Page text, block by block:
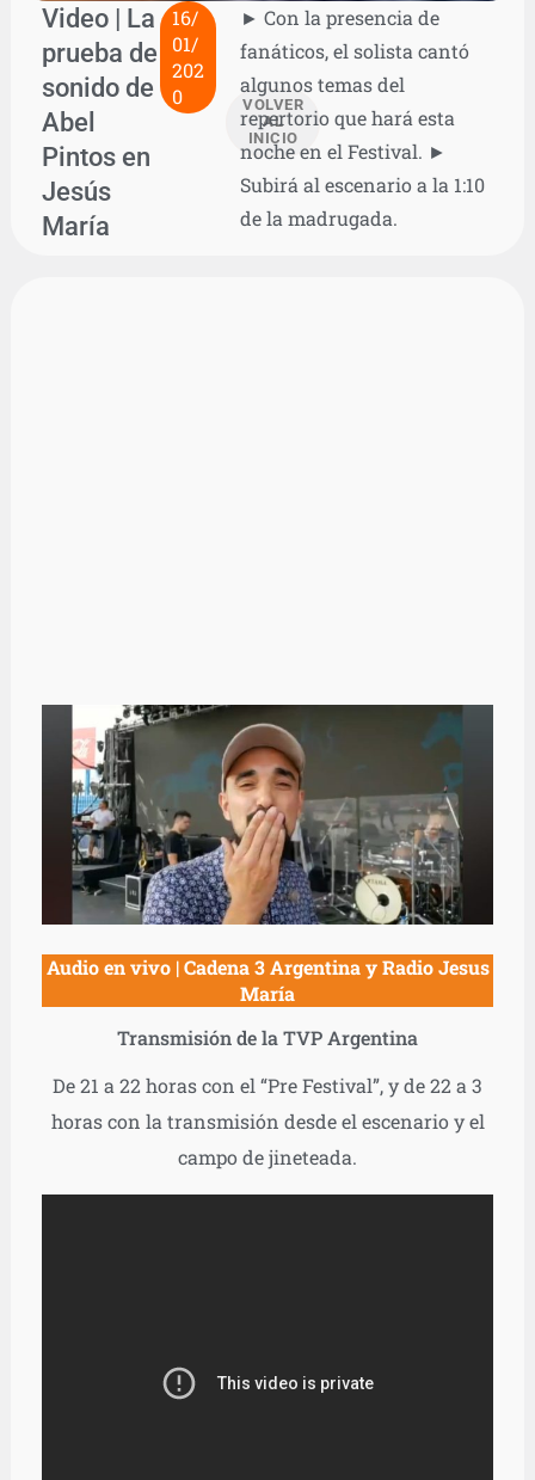
Video | La
prueba de
sonido de
Abel
Pintos en
Jesús
María
16/
01/
202
0
VOLVER
AL
INICIO
► Con la presencia de
fanáticos, el solista cantó
algunos temas del
repertorio que hará esta
noche en el Festival. ►
Subirá al escenario a la 1:10
de la madrugada.
Audio en vivo | Cadena 3 Argentina y Radio Jesus
María
Transmisión de la TVP Argentina
De 21 a 22 horas con el “Pre Festival”, y de 22 a 3
horas con la transmisión desde el escenario y el
campo de jineteada.